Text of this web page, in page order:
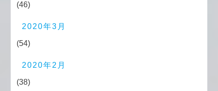
(46)
2020年3月
(54)
2020年2月
(38)